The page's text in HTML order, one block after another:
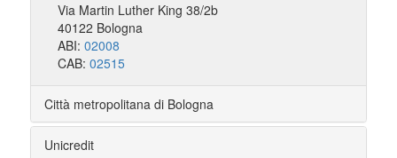
Via Martin Luther King 38/2b
40122 Bologna
ABI: 02008
CAB: 02515
Città metropolitana di Bologna
Unicredit